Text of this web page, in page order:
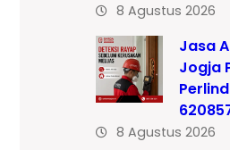
8 Agustus 2026
Jasa
Jogja
8 Agustus 2026